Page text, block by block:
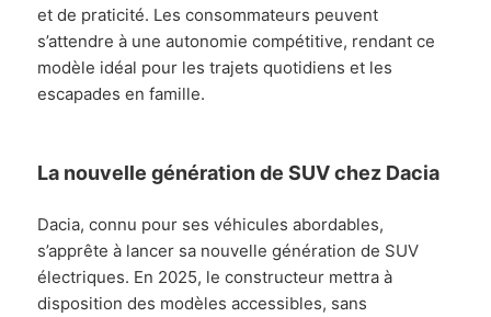
et de praticité. Les consommateurs peuvent
s’attendre à une autonomie compétitive, rendant ce
modèle idéal pour les trajets quotidiens et les
escapades en famille.
La nouvelle génération de SUV chez Dacia
Dacia, connu pour ses véhicules abordables,
s’apprête à lancer sa nouvelle génération de SUV
électriques. En 2025, le constructeur mettra à
disposition des modèles accessibles, sans